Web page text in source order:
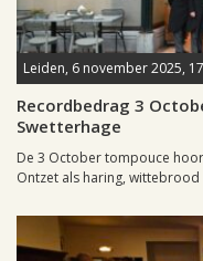
Leiden, 6 november 2025,
Recordbedrag 3
Swetterhage
De 3 October tompouce
Ontzet als haring, wittebrood